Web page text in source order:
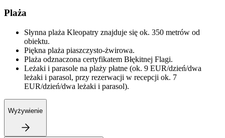
Plaża
Słynna plaża Kleopatry znajduje się ok. 350 metrów od
obiektu.
Piękna plaża piaszczysto-żwirowa.
Plaża odznaczona certyfikatem Błękitnej Flagi.
Leżaki i parasole na plaży płatne (ok. 9 EUR/dzień/dwa
leżaki i parasol, przy rezerwacji w recepcji ok. 7
EUR/dzień/dwa leżaki i parasol).
Wyżywienie